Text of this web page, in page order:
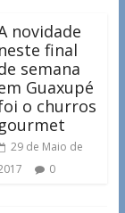
novidade
neste final
semana
Guaxupé
o churros
gourmet
29 de Maio de
0